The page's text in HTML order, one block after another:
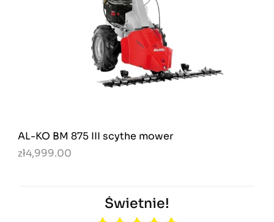
AL-KO BM 875 III scythe mower
zł4,999.00
Świetnie!